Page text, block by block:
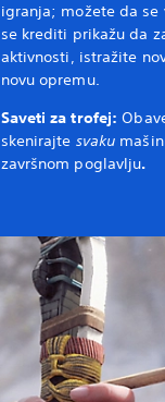
igranja; možete da
se krediti prikažu da
aktivnosti, istražite
novu opremu.
Saveti za trofej:
skenirajte svaku
završnom poglavlju.